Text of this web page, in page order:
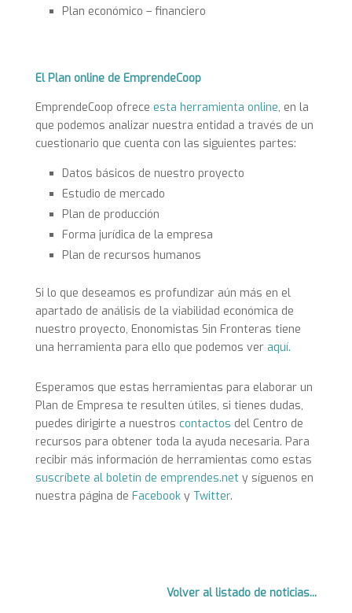
Plan económico – financiero
El Plan online de EmprendeCoop
EmprendeCoop ofrece esta herramienta online, en la
que podemos analizar nuestra entidad a través de un
cuestionario que cuenta con las siguientes partes:
Datos básicos de nuestro proyecto
Estudio de mercado
Plan de producción
Forma jurídica de la empresa
Plan de recursos humanos
Si lo que deseamos es profundizar aún más en el
apartado de análisis de la viabilidad económica de
nuestro proyecto, Enonomistas Sin Fronteras tiene
una herramienta para ello que podemos ver aquí.
Esperamos que estas herramientas para elaborar un
Plan de Empresa te resulten útiles, si tienes dudas,
puedes dirigirte a nuestros contactos del Centro de
recursos para obtener toda la ayuda necesaria. Para
recibir más información de herramientas como estas
suscríbete al boletín de emprendes.nety síguenos en
nuestra página de Facebooky Twitter.
Volver al listado de noticias...